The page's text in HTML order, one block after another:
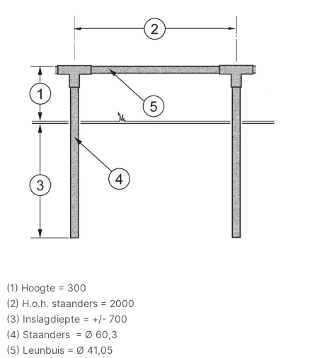
(1) Hoogte = 300
(2) H.o.h. staanders = 2000
(3) Inslagdiepte = +/- 700
(4) Staanders = Ø 60,3
(5) Leunbuis = Ø 41,05